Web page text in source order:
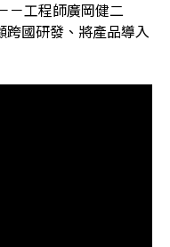
－工程師廣岡健二
跨國研發、將產品導入